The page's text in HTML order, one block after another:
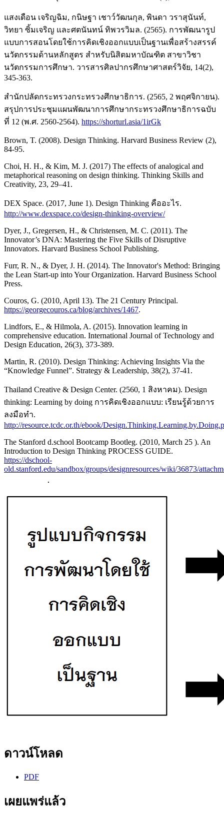
แสงเดือน เจริญฉิม, กนิษฐา เชาว์วัฒนกุล, พินดา วราสุนันท์,
วิทยา ซิ้มเจริญ และศตนันทน์ ทิพวรวิมล. (2565). การพัฒนารูป
แบบการสอนโดยใช้การคิดเชิงออกแบบเป็นฐานเพื่อสร้างสรรค์
นวัตกรรมด้านหลักสูตร สำหรับนิสิตมหาบัณฑิต สาขาวิชา
นวัตกรรมการศึกษา. วารสารศิลปากรศึกษาศาสตร์วิจัย, 14(2),
345-363.
สำนักปลัดกระทรวงกระทรวงศึกษาธิการ. (2565, 2 พฤศจิกายน).
สรุปการประชุมแผนพัฒนาการศึกษากระทรวงศึกษาธิการฉบับ
ที่ 12 (พ.ศ. 2560-2564). https://shorturl.asia/1irGk
Brown, T. (2008). Design Thinking. Harvard Business Review (2),
84-95.
Choi, H. H., & Kim, M. J. (2017) The effects of analogical and
metaphorical reasoning on design thinking. Thinking Skills and
Creativity, 23, 29–41.
DEX Space. (2017, June 1). Design Thinking คืออะไร.
http://www.dexspace.co/design-thinking-overview/
Dyer, J., Gregersen, H., & Christensen, M. C. (2011). The
Innovator’s DNA: Mastering the Five Skills of Disruptive
Innovators. Harvard Business School Publishing.
Furr, R. N., & Dyer, J. H. (2014). The Innovator's Method: Bringing
the Lean Start-up into Your Organization. Harvard Business School
Press.
Couros, G. (2010, April 13). The 21 Century Principal.
https://georgecouros.ca/blog/archives/1467.
Lindfors, E., & Hilmola, A. (2015). Innovation learning in
comprehensive education. International Journal of Technology and
Design Education, 26(3), 373-389.
Martin, R. (2010). Design Thinking: Achieving Insights Via the
“Knowledge Funnel”. Strategy & Leadership, 38(2), 37-41.
Thailand Creative & Design Center. (2560, 1 สิงหาคม). Design
thinking: Learning by doing การคิดเชิงออกแบบ: เรียนรู้ด้วยการ
ลงมือทำ.
http://resource.tcdc.or.th/ebook/
The Stanford d.school Bootcamp Bootleg. (2010, March 25 ). An
Introduction to Design Thinking PROCESS GUIDE.
https://dschool-
old.stanford.edu/sandbox/groups/designresources/wiki/36873/
ดาวน์โหลด
PDF
เผยแพร่แล้ว